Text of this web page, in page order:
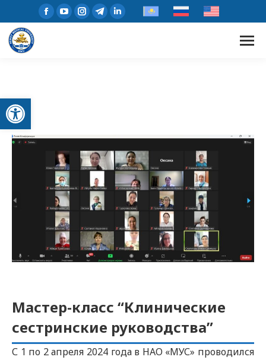
Открыть панель инструментов
Мастер-класс “Клинические
сестринские руководства”
С 1 по 2 апреля 2024 года в НАО «МУС» проводился